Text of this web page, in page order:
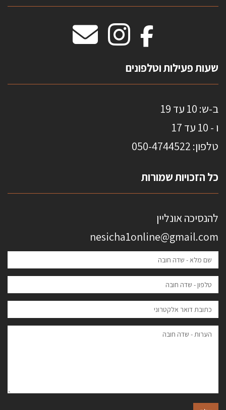
וילונות חסיני אש
מדבקות אנטי סאן
שעות פעילות וטלפונים
ב-ש: 10 עד 19
ו - 10 עד 17
טלפון: 0 50-4744522
כל הזכויות שמורות
להנסיכה אונליין
nesicha1online@gmail.com